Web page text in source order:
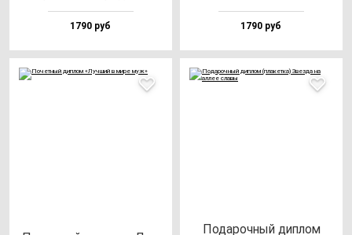
1790 руб 1790 руб
Пода­роч­ный дип­лом